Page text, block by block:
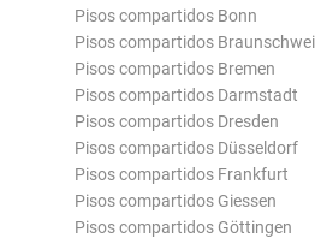
Pisos compartidos Bonn
Pisos compartidos
Pisos compartidos Bremen
Pisos compartidos Darmstadt
Pisos compartidos Dresden
Pisos compartidos Düsseldorf
Pisos compartidos Frankfurt
Pisos compartidos Giessen
Pisos compartidos Göttingen